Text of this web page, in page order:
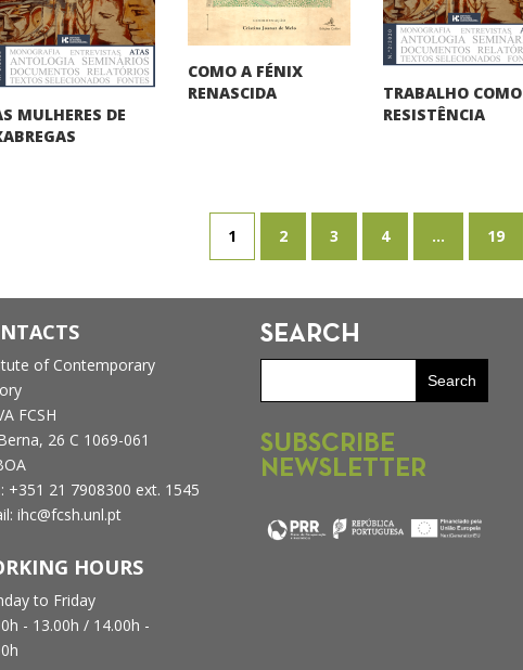
COMO A FÉNIX
RENASCIDA TRABALHO COMO
RESISTÊNCIA
MULHERES DE
1 2 3 4 ... 19
of Contemporary
FCSH
26 C 1069-061
+351 21 7908300 ext. 1545
ihc@fcsh.unl.pt
HOURS
to Friday
- 13.00h / 14.00h -
SEARCH
SUBSCRIBE
NEWSLETTER